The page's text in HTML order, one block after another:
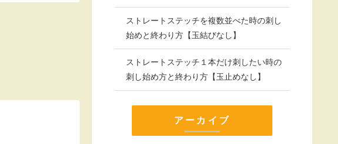
ストレートステッチを複数並べた時の刺し
始めと終わり方【玉結びなし】
ストレートステッチ１本だけ刺したい時の
刺し始め方と終わり方【玉止めなし】
アーカイブ